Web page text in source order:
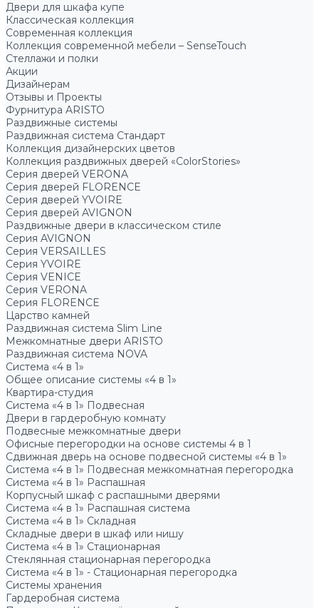
Двери для шкафа купе
Классическая коллекция
Современная коллекция
Коллекция современной мебели – SenseTouch
Стеллажи и полки
Акции
Дизайнерам
Отзывы и Проекты
Фурнитура ARISTO
Раздвижные системы
Раздвижная система Стандарт
Коллекция дизайнерских цветов
Коллекция раздвижных дверей «ColorStories»
Серия дверей VERONA
Серия дверей FLORENCE
Серия дверей YVOIRE
Серия дверей AVIGNON
Раздвижные двери в классическом стиле
Серия AVIGNON
Серия VERSAILLES
Серия YVOIRE
Серия VENICE
Серия VERONA
Серия FLORENCE
Царство камней
Раздвижная система Slim Line
Межкомнатные двери ARISTO
Раздвижная система NOVA
Система «4 в 1»
Общее описание системы «4 в 1»
Квартира-студия
Система «4 в 1» Подвесная
Двери в гардеробную комнату
Подвесные межкомнатные двери
Офисные перегородки на основе системы 4 в 1
Сдвижная дверь на основе подвесной системы «4 в 1»
Система «4 в 1» Подвесная межкомнатная перегородка
Система «4 в 1» Распашная
Корпусный шкаф с распашными дверями
Система «4 в 1» Распашная система
Система «4 в 1» Складная
Складные двери в шкаф или нишу
Система «4 в 1» Стационарная
Стеклянная стационарная перегородка
Система «4 в 1» - Стационарная перегородка
Системы хранения
Гардеробная система